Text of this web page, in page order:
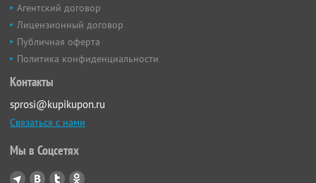
Агентский договор
Лицензионный договор
Публичная оферта
Политика конфиденциальности
Контакты
sprosi@kupikupon.ru
Связаться с нами
Мы в Соцсетях